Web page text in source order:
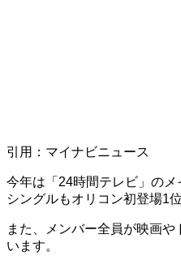
引用：マイナビニュース
今年は「 24時間テレビ」のメ
シングルもオリコン初登場1
また、メンバー全員が映画
います。